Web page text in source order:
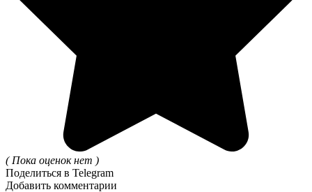
( Пока оценок нет )
Поделиться в Telegram
Добавить комментарии